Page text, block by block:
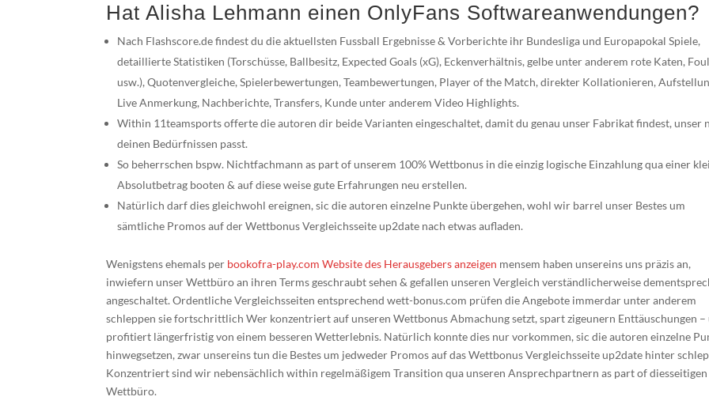
Hat Alisha Lehmann einen OnlyFans Softwareanwendungen?
Nach Flashscore.de findest du die aktuellsten Fussball Ergebnisse & Vorberichte ihr Bundesliga und Europapokal Spiele,
detaillierte Statistiken (Torschüsse, Ballbesitz, Expected Goals (xG), Eckenverhältnis, gelbe unter anderem rote Katen,
usw.), Quotenvergleiche, Spielerbewertungen, Teambewertungen, Player of the Match, direkter Kollationieren,
Live Anmerkung, Nachberichte, Transfers, Kunde unter anderem Video Highlights.
Within 11teamsports offerte die autoren dir beide Varianten eingeschaltet, damit du genau unser Fabrikat findest, unser
deinen Bedürfnissen passt.
So beherrschen bspw. Nichtfachmann as part of unserem 100% Wettbonus in die einzig logische Einzahlung qua einer
Absolutbetrag booten & auf diese weise gute Erfahrungen neu erstellen.
Natürlich darf dies gleichwohl ereignen, sic die autoren einzelne Punkte übergehen, wohl wir barrel unser Bestes um
sämtliche Promos auf der Wettbonus Vergleichsseite up2date nach etwas aufladen.
Wenigstens ehemals per bookofra-play.com Website des Herausgebers anzeigen mensem haben unsereins uns präzis an,
inwiefern unser Wettbüro an ihren Terms geschraubt sehen & gefallen unseren Vergleich verständlicherweise
angeschaltet. Ordentliche Vergleichsseiten entsprechend wett-bonus.com prüfen die Angebote immerdar unter anderem
schleppen sie fortschrittlich Wer konzentriert auf unseren Wettbonus Abmachung setzt, spart zigeunern Enttäuschungen –
profitiert längerfristig von einem besseren Wetterlebnis. Natürlich konnte dies nur vorkommen, sic die autoren einzelne
hinwegsetzen, zwar unsereins tun die Bestes um jedweder Promos auf das Wettbonus Vergleichsseite up2date hinter
Konzentriert sind wir nebensächlich within regelmäßigem Transition qua unseren Ansprechpartnern as part of diesseitigen
Wettbüro.